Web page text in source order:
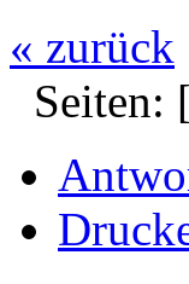
« zurück
Seiten: